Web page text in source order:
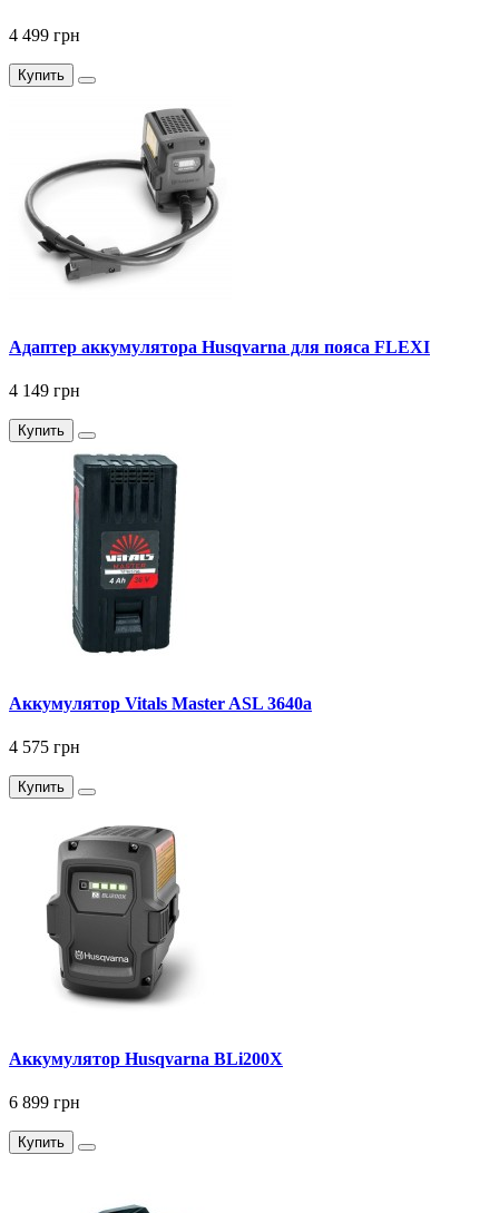
4 499 грн
Купить
Адаптер аккумулятора Husqvarna для пояса FLEXI
4 149 грн
Купить
Аккумулятор Vitals Master ASL 3640a
4 575 грн
Купить
Аккумулятор Husqvarna BLi200X
6 899 грн
Купить